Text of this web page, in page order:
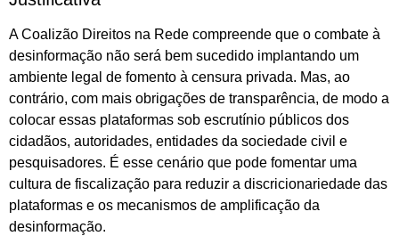
A Coalizão Direitos na Rede compreende que o combate à
desinformação não será bem sucedido implantando um
ambiente legal de fomento à censura privada. Mas, ao
contrário, com mais obrigações de transparência, de modo a
colocar essas plataformas sob escrutínio públicos dos
cidadãos, autoridades, entidades da sociedade civil e
pesquisadores. É esse cenário que pode fomentar uma
cultura de fiscalização para reduzir a discricionariedade das
plataformas e os mecanismos de amplificação da
desinformação.